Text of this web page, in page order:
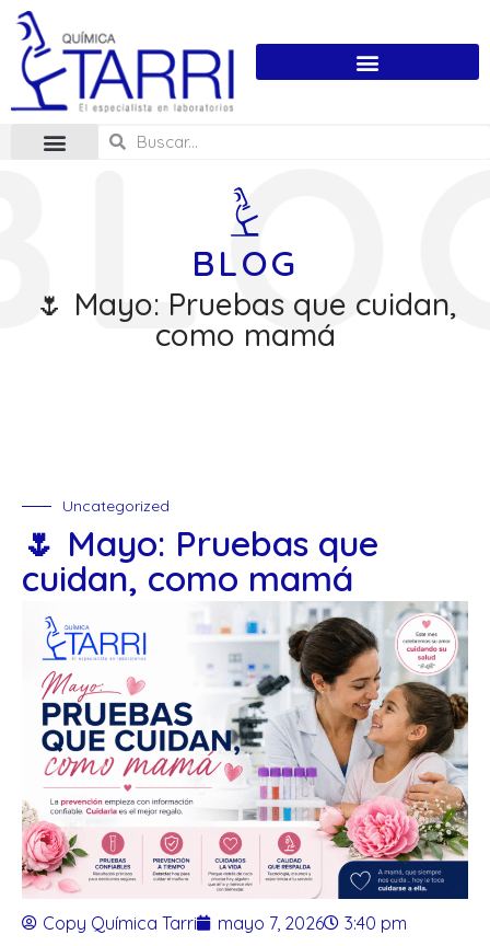
BLOG
🌷 Mayo: Pruebas que cuidan,
como mamá
Uncategorized
🌷 Mayo: Pruebas que
cuidan, como mamá
Copy Química Tarri mayo 7, 2026 3:40 pm